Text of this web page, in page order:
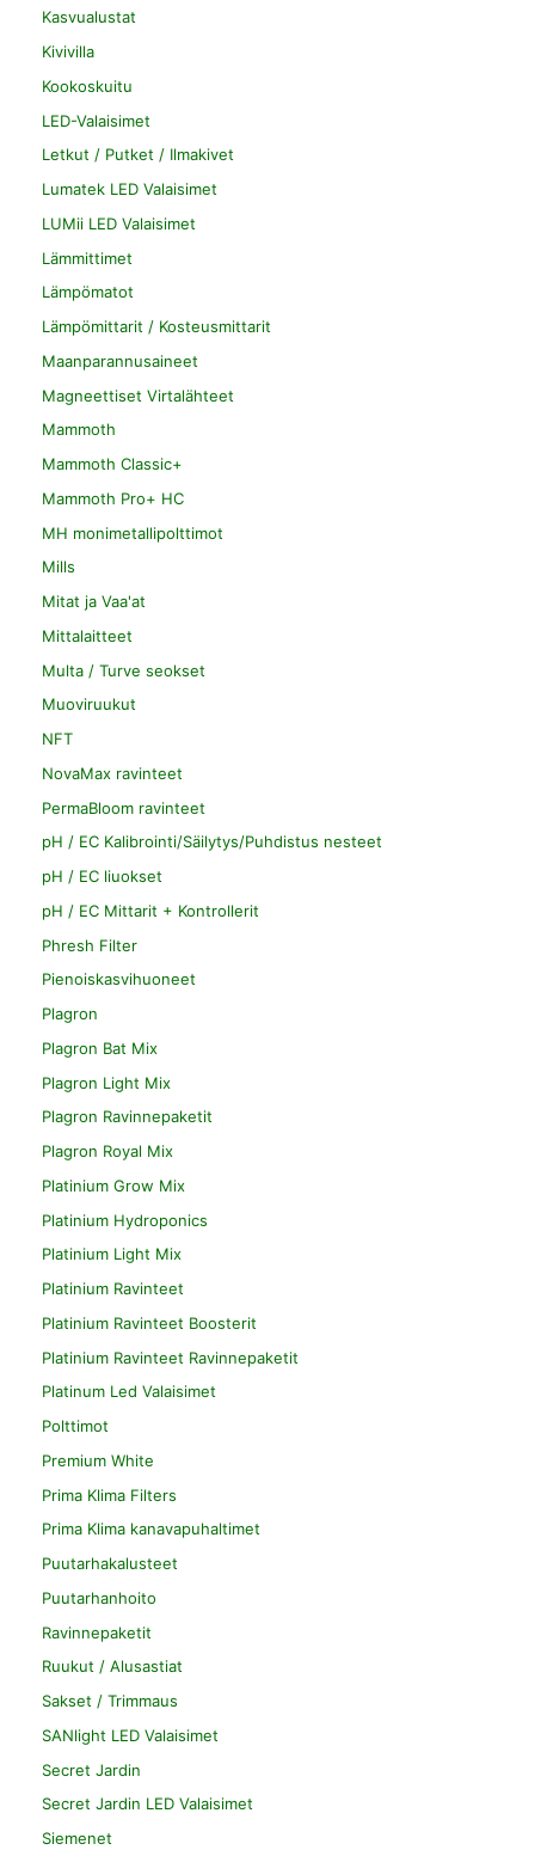
Kasvualustat
Kivivilla
Kookoskuitu
LED-Valaisimet
Letkut / Putket / Ilmakivet
Lumatek LED Valaisimet
LUMii LED Valaisimet
Lämmittimet
Lämpömatot
Lämpömittarit / Kosteusmittarit
Maanparannusaineet
Magneettiset Virtalähteet
Mammoth
Mammoth Classic+
Mammoth Pro+ HC
MH monimetallipolttimot
Mills
Mitat ja Vaa'at
Mittalaitteet
Multa / Turve seokset
Muoviruukut
NFT
NovaMax ravinteet
PermaBloom ravinteet
pH / EC Kalibrointi/Säilytys/Puhdistus nesteet
pH / EC liuokset
pH / EC Mittarit + Kontrollerit
Phresh Filter
Pienoiskasvihuoneet
Plagron
Plagron Bat Mix
Plagron Light Mix
Plagron Ravinnepaketit
Plagron Royal Mix
Platinium Grow Mix
Platinium Hydroponics
Platinium Light Mix
Platinium Ravinteet
Platinium Ravinteet Boosterit
Platinium Ravinteet Ravinnepaketit
Platinum Led Valaisimet
Polttimot
Premium White
Prima Klima Filters
Prima Klima kanavapuhaltimet
Puutarhakalusteet
Puutarhanhoito
Ravinnepaketit
Ruukut / Alusastiat
Sakset / Trimmaus
SANlight LED Valaisimet
Secret Jardin
Secret Jardin LED Valaisimet
Siemenet